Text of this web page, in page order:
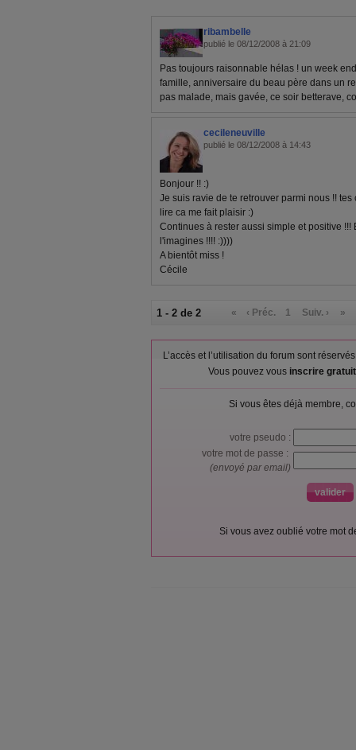
ribambelle
publié le 08/12/2008 à 21:09
Pas toujours raisonnable hélas ! un week
famille, anniversaire du beau père dans un
pas malade, mais gavée, ce soir betterave,
cecileneuville
publié le 08/12/2008 à 14:43
Bonjour !! :)
Je suis ravie de te retrouver parmi nous !!
lire ca me fait plaisir :)
Continues à rester aussi simple et positive
l'imagines !!!! :))))
A bientôt miss !
Cécile
1 - 2 de 2 « ‹ Préc. 1 Suiv. › »
L’accès et l’utilisation du forum sont
Vous pouvez vous inscrire
Si vous êtes déjà membre,
votre pseudo :
votre mot de passe :
(envoyé par email)
Si vous avez oublié votre mot